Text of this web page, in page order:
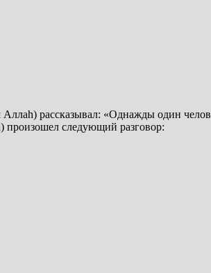
рассказывал: «Однажды один
следующий разговор: